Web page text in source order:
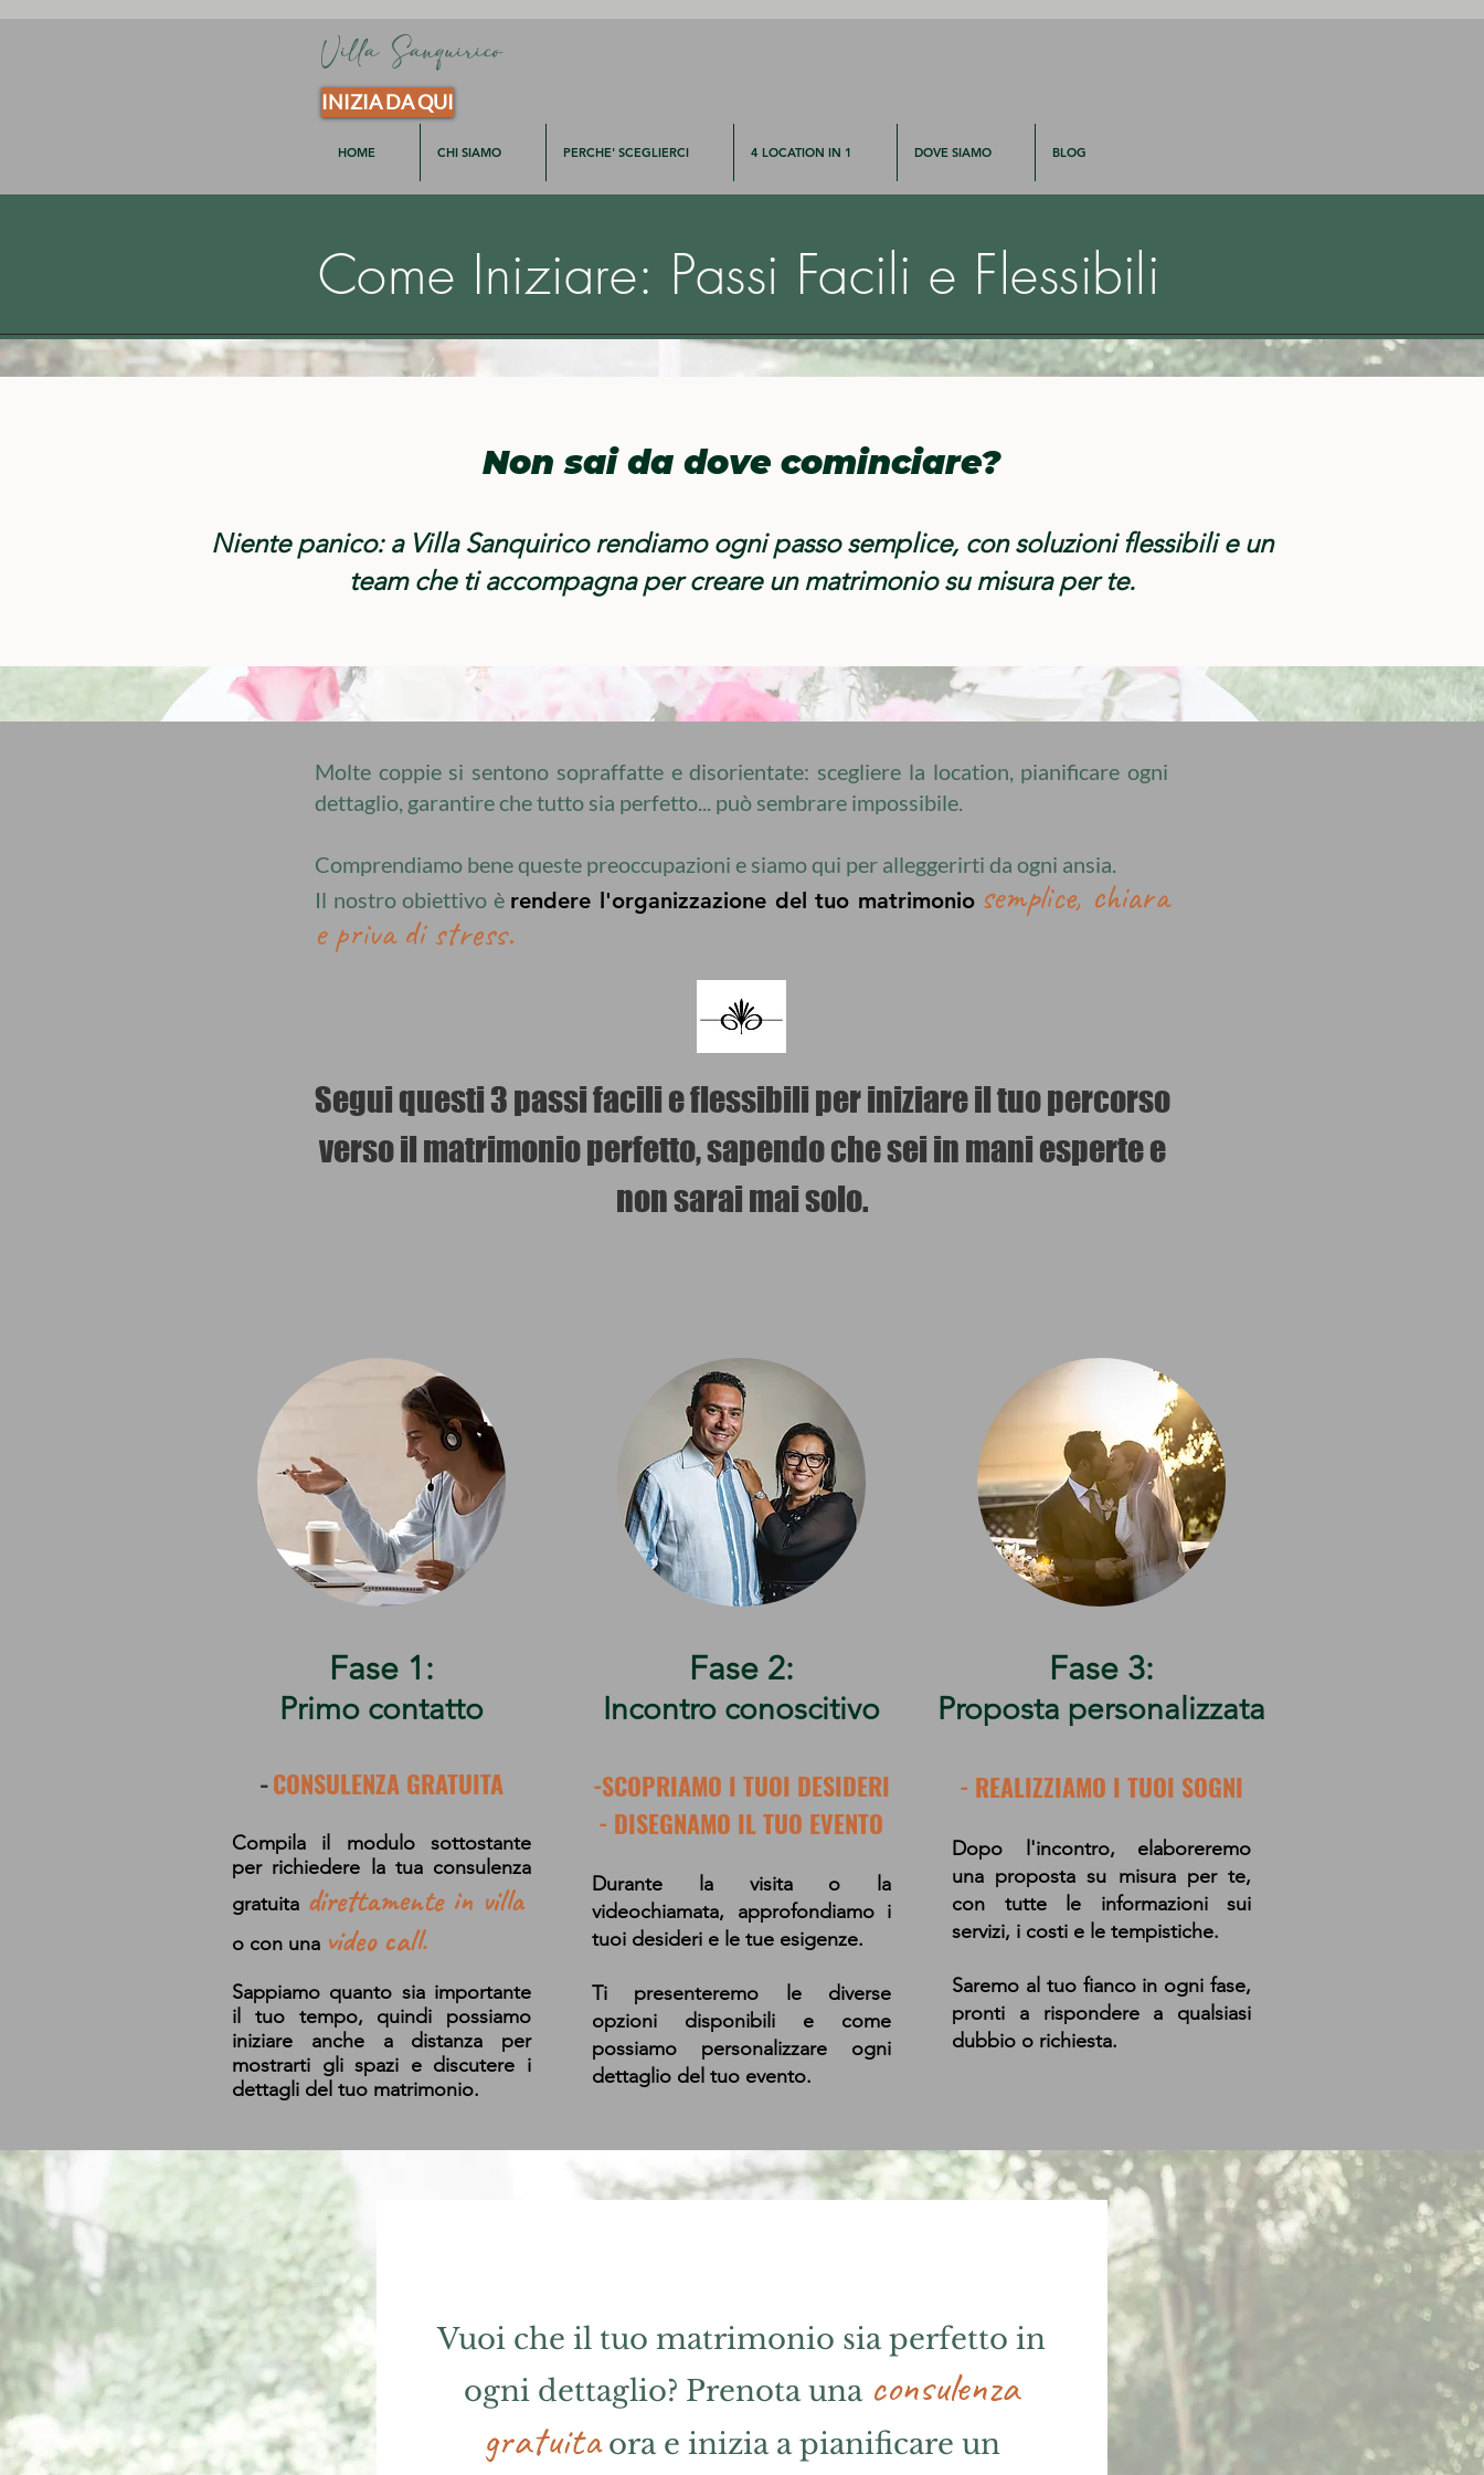
Villa Sanquirico
INIZIA DA QUI
HOME CHI SIAMO PERCHE' SCEGLIERCI 4 LOCATION IN 1 DOVE SIAMO BLOG
Come Iniziare: Passi Facili e Flessibili
Non sai da dove cominciare?
Niente panico: a Villa Sanquirico rendiamo ogni passo semplice, con soluzioni flessibili e un
team che ti accompagna per creare un matrimonio su misura per te.
Molte coppie si sentono sopraffatte e disorientate: scegliere la location, pianificare ogni
dettaglio, garantire che tutto sia perfetto... può sembrare impossibile.
Comprendiamo bene queste preoccupazioni e siamo qui per alleggerirti da ogni ansia.
Il nostro obiettivo è rendere l'organizzazione del tuo matrimonio semplice, chiara
e priva di stress.​​​
Segui questi 3 passi facili e flessibili per iniziare il tuo percorso
verso il matrimonio perfetto, sapendo che sei in mani esperte e
non sarai mai solo.
Fase 1:
Primo contatto​
​-CONSULENZA GRATUITA
Compila il modulo sottostante
per richiedere la tua consulenza
gratuita direttamente in villa
o con una video call.
Sappiamo quanto sia importante
il tuo tempo, quindi possiamo
iniziare anche a distanza per
mostrarti gli spazi e discutere i
dettagli del tuo matrimonio.
Fase 2:
Incontro conoscitivo​
-SCOPRIAMO I TUOI DESIDERI
- DISEGNAMO IL TUO EVENTO
Durante la visita o la
videochiamata, approfondiamo i
tuoi desideri e le tue esigenze.
Ti presenteremo le diverse
opzioni disponibili e come
possiamo personalizzare ogni
dettaglio del tuo evento.
Fase 3:
Proposta personalizzata
- REALIZZIAMO I TUOI SOGNI
Dopo l'incontro, elaboreremo
una proposta su misura per te,
con tutte le informazioni sui
servizi, i costi e le tempistiche.
Saremo al tuo fianco in ogni fase,
pronti a rispondere a qualsiasi
dubbio o richiesta.
Vuoi che il tuo matrimonio sia perfetto in
ogni dettaglio? Prenota una consulenza
gratuitaora e inizia a pianificare un